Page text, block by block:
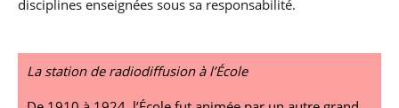
disciplines enseignées sous sa responsabilité.
La station de radiodiffusion à l’École